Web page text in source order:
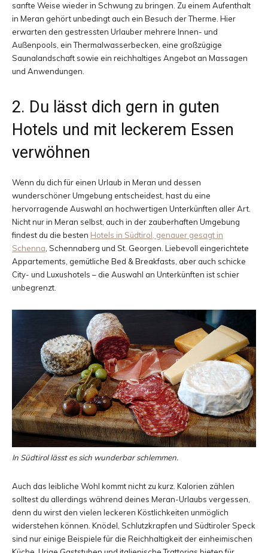
sanfte Weise wieder in Schwung zu bringen. Zu einem Aufenthalt
in Meran gehört unbedingt auch ein Besuch der Therme. Hier
erwarten den gestressten Urlauber mehrere Innen- und
Außenpools, ein Thermalwasserbecken, eine großzügige
Saunalandschaft sowie ein reichhaltiges Angebot an Massagen
und Anwendungen.
2. Du lässt dich gern in guten
Hotels und mit leckerem Essen
verwöhnen
Wenn du dich für einen Urlaub in Meran und dessen
wunderschöner Umgebung entscheidest, hast du eine
hervorragende Auswahl an hochwertigen Unterkünften aller Art.
Nicht nur in Meran selbst, auch in der zauberhaften Umgebung
findest du die besten Hotels in Südtirol, genauer gesagt in
Schenna , Schennaberg und St. Georgen. Liebevoll eingerichtete
Appartements, gemütliche Bed & Breakfasts, aber auch schicke
City- und Luxushotels – die Auswahl an Unterkünften ist schier
unbegrenzt.
In Südtirol lässt es sich wunderbar schlemmen.
Auch das leibliche Wohl kommt nicht zu kurz. Kalorien zählen
solltest du allerdings während deines Meran-Urlaubs vergessen,
denn du wirst den vielen leckeren Köstlichkeiten unmöglich
widerstehen können. Knödel, Schlutzkrapfen und Südtiroler Speck
sind nur einige Beispiele für die Reichhaltigkeit der einheimischen